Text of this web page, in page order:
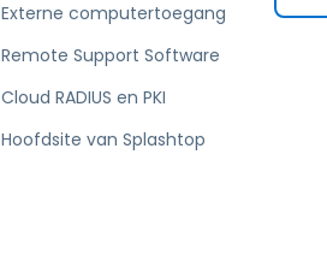
Externe computertoegang
Remote Support Software
Cloud RADIUS en PKI
Hoofdsite van Splashtop